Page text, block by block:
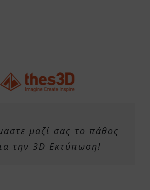
μαζί σας το πάθος
την 3D Εκτύπωση!